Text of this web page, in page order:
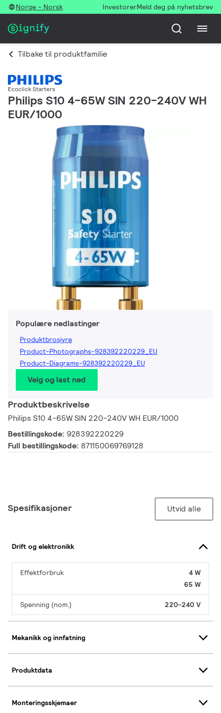
Norge - Norsk InvestorerMeld deg på nyhetsbrev
Tilbake til produktfamilie
Ecoclick Starters
Philips S10 4-65W SIN 220-240V WH
EUR/1000
Populære nedlastinger
Produktbrosjyre
Product-Photographs-928392220229_EU
Product-Diagrams-928392220229_EU
Velg og last ned
Produktbeskrivelse
Philips S10 4-65W SIN 220-240V WH EUR/1000
Bestillingskode: 928392220229
Full bestillingskode: 871150069769128
Spesifikasjoner Utvid alle
Drift og elektronikk
Effektforbruk
4 W
65 W
Spenning (nom.) 220-240 V
Mekanikk og innfatning
Produktdata
Monteringsskjemaer